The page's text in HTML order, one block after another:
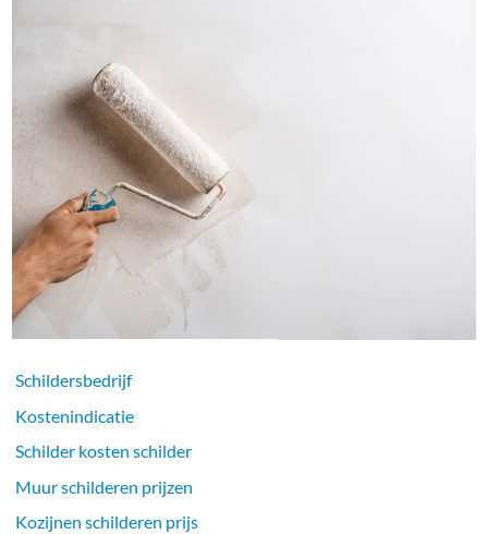
Schildersbedrijf
Kostenindicatie
Schilder kosten schilder
Muur schilderen prijzen
Kozijnen schilderen prijs